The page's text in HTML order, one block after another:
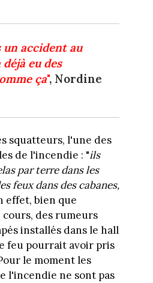
un accident au
eu des
ça", Nordine
squatteurs, l'une des
de l'incendie : "ils
par terre dans les
feux dans des cabanes,
effet, bien que
des rumeurs
installés dans le hall
feu pourrait avoir pris
le moment les
l'incendie ne sont pas